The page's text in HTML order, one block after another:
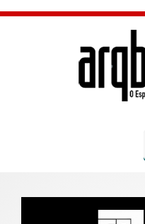
Skip to main content